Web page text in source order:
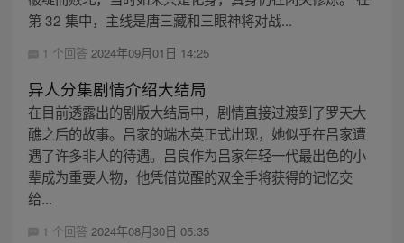
第 32 集中，主线是唐三藏和三眼神将对战...
1 个回答 2024年09月01日 14:25
异人分集剧情介绍大结局
在目前透露出的剧版大结局中，剧情直接过渡到了罗天大
醮之后的故事。吕家的端木英正式出现，她似乎在吕家遭
遇了许多非人的待遇。吕良作为吕家年轻一代最出色的小
辈成为重要人物，他凭借觉醒的双全手将获得的记忆交
给...
1 个回答 2024年08月30日 05:35